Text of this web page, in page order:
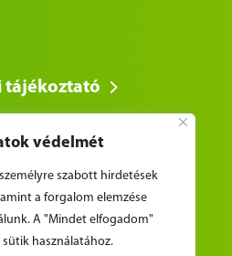
védelmét
szabott hirdetések
a forgalom elemzése
A "Mindet elfogadom"
használatához.
tájékoztató